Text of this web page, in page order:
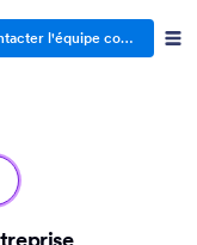
Contacter l'équipe commerciale